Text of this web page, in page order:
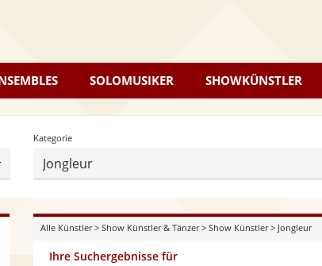
SOLOMUSIKER SHOWKÜNSTLER
Ort
Events
festlegen
Kategorie
Jongleur
Alle Künstler> Show Künstler & Tänzer> Show Künstler> Jongleur
Ihre Suchergebnisse für